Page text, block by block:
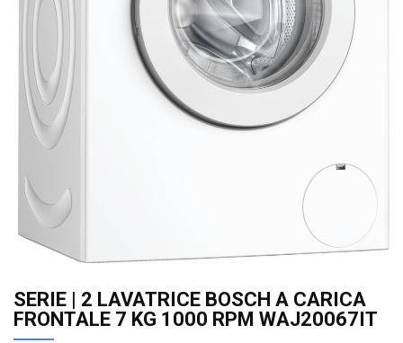
SERIE | 2 LAVATRICE BOSCH A CARICA
FRONTALE 7 KG 1000 RPM WAJ20067IT